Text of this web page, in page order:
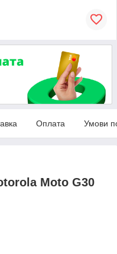
Оплата Умови
Moto G30